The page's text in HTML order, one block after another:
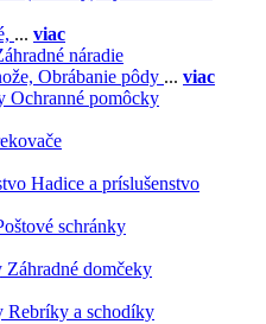
... viac
náradie
Obrábanie pôdy ... viac
Ochranné pomôcky
Hadice a príslušenstvo
schránky
Záhradné domčeky
Rebríky a schodíky